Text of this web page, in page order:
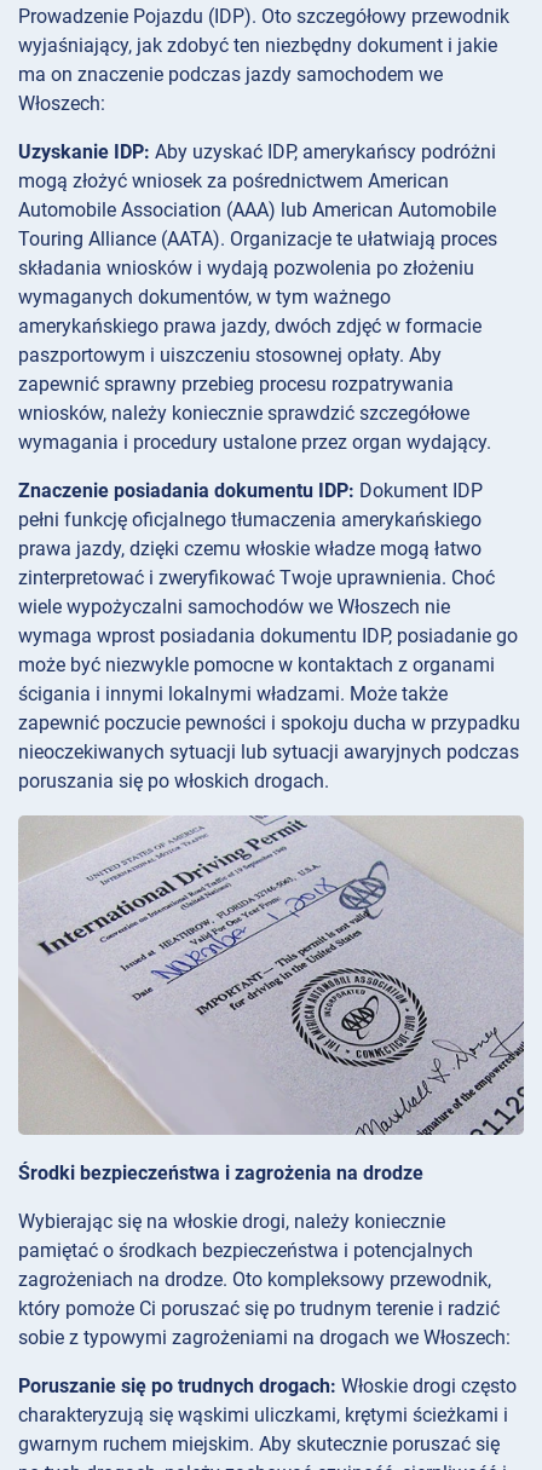
Prowadzenie Pojazdu (IDP). Oto szczegółowy przewodnik
wyjaśniający, jak zdobyć ten niezbędny dokument i jakie
ma on znaczenie podczas jazdy samochodem we
Włoszech:
Uzyskanie IDP: Aby uzyskać IDP, amerykańscy podróżni
mogą złożyć wniosek za pośrednictwem American
Automobile Association (AAA) lub American Automobile
Touring Alliance (AATA). Organizacje te ułatwiają proces
składania wniosków i wydają pozwolenia po złożeniu
wymaganych dokumentów, w tym ważnego
amerykańskiego prawa jazdy, dwóch zdjęć w formacie
paszportowym i uiszczeniu stosownej opłaty. Aby
zapewnić sprawny przebieg procesu rozpatrywania
wniosków, należy koniecznie sprawdzić szczegółowe
wymagania i procedury ustalone przez organ wydający.
Znaczenie posiadania dokumentu IDP: Dokument IDP
pełni funkcję oficjalnego tłumaczenia amerykańskiego
prawa jazdy, dzięki czemu włoskie władze mogą łatwo
zinterpretować i zweryfikować Twoje uprawnienia. Choć
wiele wypożyczalni samochodów we Włoszech nie
wymaga wprost posiadania dokumentu IDP, posiadanie go
może być niezwykle pomocne w kontaktach z organami
ścigania i innymi lokalnymi władzami. Może także
zapewnić poczucie pewności i spokoju ducha w przypadku
nieoczekiwanych sytuacji lub sytuacji awaryjnych podczas
poruszania się po włoskich drogach.
Środki bezpieczeństwa i zagrożenia na drodze
Wybierając się na włoskie drogi, należy koniecznie
pamiętać o środkach bezpieczeństwa i potencjalnych
zagrożeniach na drodze. Oto kompleksowy przewodnik,
który pomoże Ci poruszać się po trudnym terenie i radzić
sobie z typowymi zagrożeniami na drogach we Włoszech:
Poruszanie się po trudnych drogach: Włoskie drogi często
charakteryzują się wąskimi uliczkami, krętymi ścieżkami i
gwarnym ruchem miejskim. Aby skutecznie poruszać się